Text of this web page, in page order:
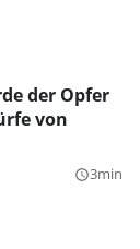
der Opfer
von
query_builder3min